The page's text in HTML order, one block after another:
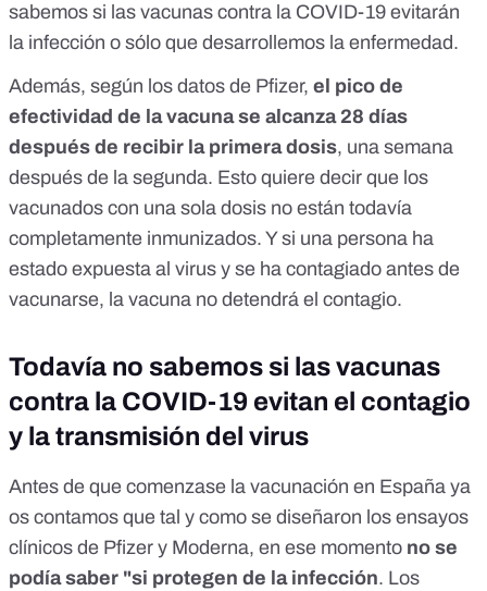
sabemos si las vacunas contra la COVID-19 evitarán
la infección o sólo que desarrollemos la enfermedad.
Además, según los datos de Pfizer, el pico de
efectividad de la vacuna se alcanza 28 días
después de recibir la primera dosis, una semana
después de la segunda. Esto quiere decir que los
vacunados con una sola dosis no están todavía
completamente inmunizados. Y si una persona ha
estado expuesta al virus y se ha contagiado antes de
vacunarse, la vacuna no detendrá el contagio.
Todavía no sabemos si las vacunas
contra la COVID-19 evitan el contagio
y la transmisión del virus
Antes de que comenzase la vacunación en España ya
os contamos que tal y como se diseñaron los ensayos
clínicos de Pfizer y Moderna, en ese momento no se
podía saber "si protegen de la infección. Los